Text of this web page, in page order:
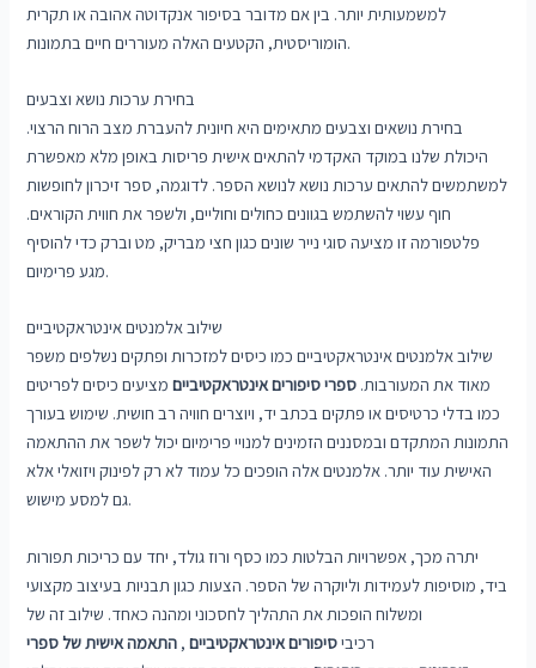
למשמעותית יותר. בין אם מדובר בסיפור אנקדוטה אהובה או תקרית
הומוריסטית, הקטעים האלה מעוררים חיים בתמונות.
בחירת ערכות נושא וצבעים
בחירת נושאים וצבעים מתאימים היא חיונית להעברת מצב הרוח הרצוי.
היכולת שלנו במוקד האקדמי להתאים אישית פריסות באופן מלא מאפשרת
למשתמשים להתאים ערכות נושא לנושא הספר. לדוגמה, ספר זיכרון לחופשות
חוף עשוי להשתמש בגוונים כחולים וחוליים, ולשפר את חווית הקוראים.
פלטפורמה זו מציעה סוגי נייר שונים כגון חצי מבריק, מט וברק כדי להוסיף
מגע פרימיום.
שילוב אלמנטים אינטראקטיביים
שילוב אלמנטים אינטראקטיביים כמו כיסים למזכרות ופתקים נשלפים משפר
מאוד את המעורבות. ספרי סיפורים אינטראקטיבייםמציעים כיסים לפריטים
כמו בדלי כרטיסים או פתקים בכתב יד, ויוצרים חוויה רב חושית. שימוש בעורך
התמונות המתקדם ובמסננים הזמינים למנויי פרימיום יכול לשפר את ההתאמה
האישית עוד יותר. אלמנטים אלה הופכים כל עמוד לא רק לפינוק ויזואלי אלא
גם למסע מישוש.
יתרה מכך, אפשרויות הבלטות כמו כסף ורוז גולד, יחד עם כריכות תפורות
ביד, מוסיפות לעמידות וליוקרה של הספר. הצעות כגון תבניות בעיצוב מקצועי
ומשלוח הופכות את התהליך לחסכוני ומהנה כאחד. שילוב זה של
רכיביסיפורים אינטראקטיביים, התאמה אישית של ספרי